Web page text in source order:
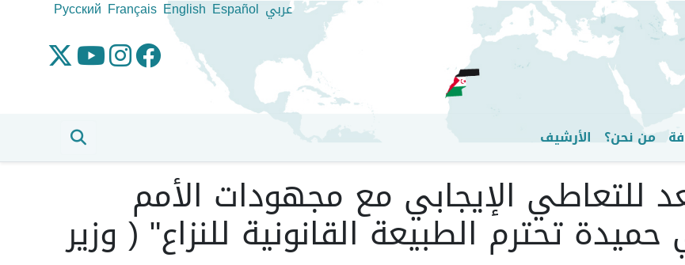
تجاوز
إلى
المحتوى
الرئيسي
عربي Español
English
Français
Pусский
من نحن؟ الأرشيف
للتعاطي الإيجابي مع مجهودات الأمم
تحترم الطبيعة القانونية للنزاع" ( وزير